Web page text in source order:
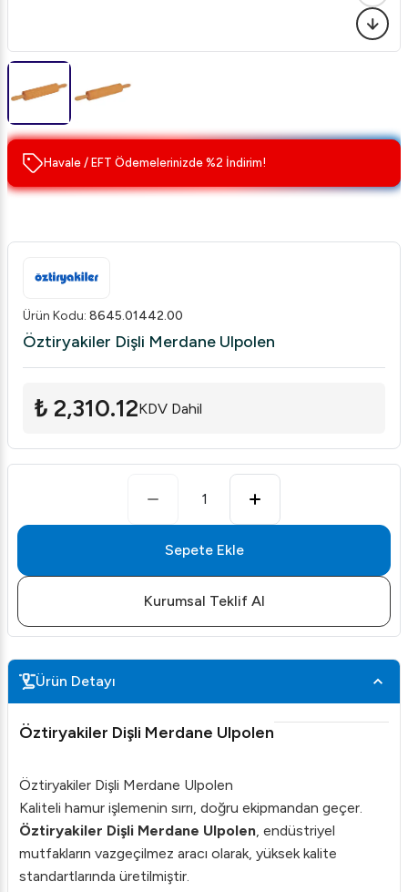
Havale / EFT Ödemelerinizde %2 İndirim!
Ürün Kodu: 8645.01442.00
Öztiryakiler Dişli Merdane Ulpolen
₺ 2,310.12KDV Dahil
1
Sepete Ekle
Kurumsal Teklif Al
Ürün Detayı
Öztiryakiler Dişli Merdane Ulpolen
Öztiryakiler Dişli Merdane Ulpolen
Kaliteli hamur işlemenin sırrı, doğru ekipmandan geçer.
Öztiryakiler Dişli Merdane Ulpolen, endüstriyel
mutfakların vazgeçilmez aracı olarak, yüksek kalite
standartlarında üretilmiştir.